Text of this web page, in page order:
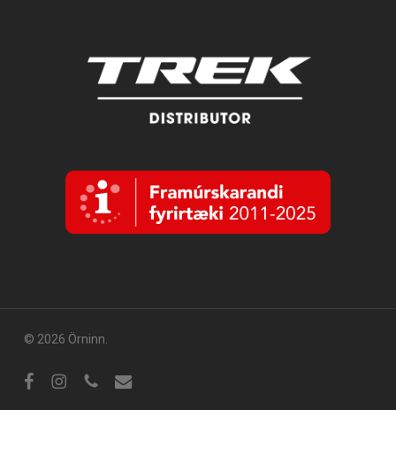
© 2026 Örninn.
FacebookInstagram
sími tölvupóstur